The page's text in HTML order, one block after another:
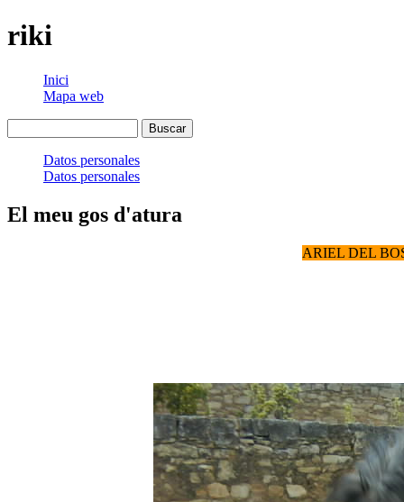
riki
Inici
Mapa web
Datos personales
Datos personales
El meu gos d'atura
ARIEL DEL